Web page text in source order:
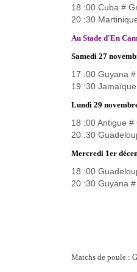
18 :00 Cuba #
20 :30
Au Stade d'En
Samedi 27
17 :00 Guyana
19 :30
Lundi 29
18 :00 Antigue #
20 :30
Mercredi 1er
18 :00
20 :30 Guyana
Matchs de poule :